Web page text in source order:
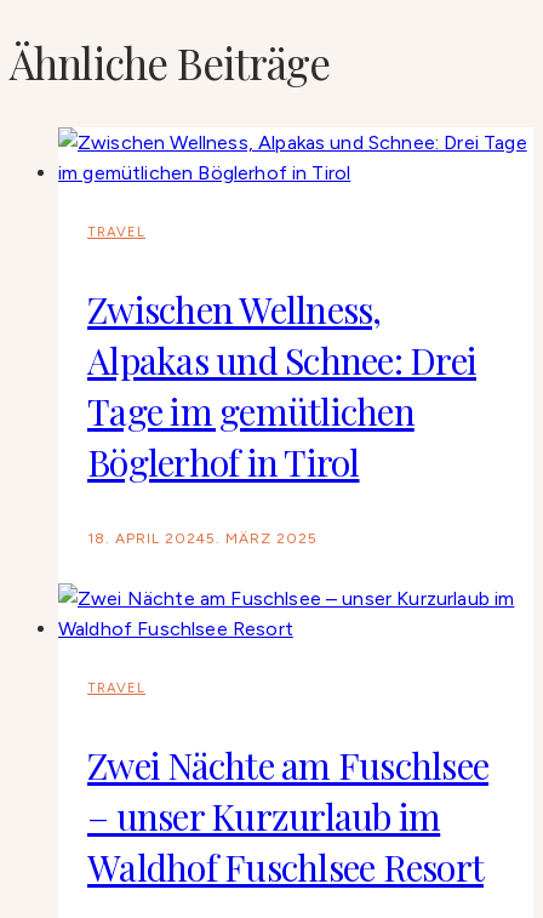
Ähnliche Beiträge
TRAVEL
Zwischen Wellness,
Alpakas und Schnee: Drei
Tage im gemütlichen
Böglerhof in Tirol
18. APRIL 20245. MÄRZ 2025
TRAVEL
Zwei Nächte am Fuschlsee
– unser Kurzurlaub im
Waldhof Fuschlsee Resort